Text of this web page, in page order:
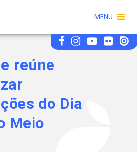
MENU
reúne
do Dia
Meio